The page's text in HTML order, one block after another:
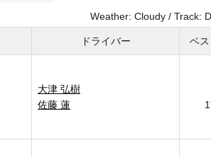
Weather: Cloudy / Track:
ドライバー ベ
大津 弘樹
佐藤 蓮